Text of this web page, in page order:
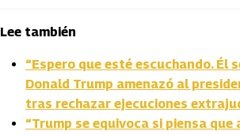
Lee también
“Espero que esté escuchando. Él
Donald Trump amenazó al
tras rechazar ejecuciones
“Trump se equivoca si piensa que